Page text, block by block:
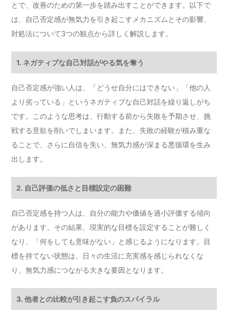
とで、改善のための第一歩を踏み出すことができます。以下で
は、自己否定感が無気力を引き起こすメカニズムとその影響、
対処法について3つの観点から詳しく解説します。
1. ネガティブな自己対話がやる気を奪う
自己否定感が強い人は、「どうせ自分にはできない」「他の人
より劣っている」というネガティブな自己対話を繰り返しがち
です。このような思考は、行動する前から失敗を予期させ、挑
戦する意欲を削いでしまいます。また、失敗の経験が積み重な
ることで、さらに自信を失い、無気力感が深まる悪循環を生み
出します。
2. 自己評価の低さと目標設定の困難
自己否定感を持つ人は、自分の能力や価値を過小評価する傾向
があります。その結果、現実的な目標を設定することが難しく
なり、「何をしても意味がない」と感じるようになります。目
標を持てない状態は、日々の生活に充実感を感じられなくな
り、無気力感につながる大きな要因となります。
3. 他者との比較が引き起こす負のスパイラル